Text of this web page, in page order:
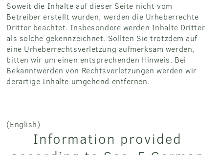
Soweit die Inhalte auf dieser Seite nicht vom
Betreiber erstellt wurden, werden die Urheberrechte
Dritter beachtet. Insbesondere werden Inhalte Dritter
als solche gekennzeichnet. Sollten Sie trotzdem auf
eine Urheberrechtsverletzung aufmerksam werden,
bitten wir um einen entsprechenden Hinweis. Bei
Bekanntwerden von Rechtsverletzungen werden wir
derartige Inhalte umgehend entfernen.
(English)
Information provided